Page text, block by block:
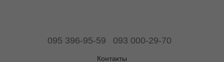
095 396-95-59 093 000-29-70
Контакты